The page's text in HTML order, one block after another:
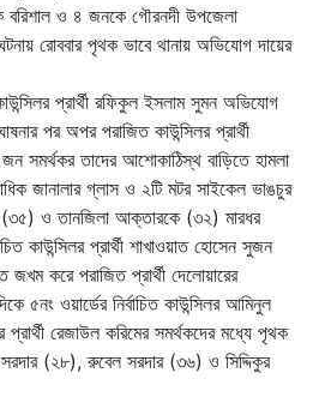
ও ৪ জনকে গৌরনদী উপজেলা
রোববার পৃথক ভাবে থানায় অভিযোগ দায়ের
প্রার্থী রফিকুল ইসলাম সুমন অভিযোগ
পর অপর পরাজিত কাউন্সিলর প্রার্থী
সমর্থকর তাদের আশোকাঠিস্থ বাড়িতে হামলা
জানালার গ্লাস ও ২টি মটর সাইকেল ভাঙচুর
(৩৫) ও তানজিলা আক্তারকে (৩২) মারধর
কাউন্সিলর প্রার্থী শাখাওয়াত হোসেন সুজন
করে পরাজিত প্রার্থী দেলোয়ারের
৫নং ওয়ার্ডের নির্বাচিত কাউন্সিলর আমিনুল
প্রার্থী রেজাউল করিমের সমর্থকদের মধ্যে পৃথক
(২৮), রুবেল সরদার (৩৬) ও সিদ্দিকুর